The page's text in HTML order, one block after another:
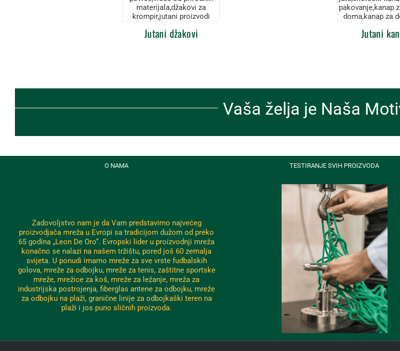
Jutani džakovi Jutani
Vaša želja je Naša
O NAMA
Zadovoljstvo nam je da Vam predstavimo najvećeg
proizvodjača mreža u Evropi sa tradicijom dužom od preko
65 godina „Leon De Oro“. Evropski lider u proizvodnji mreža
konačno se nalazi na našem tržištu, pored još 60 zemalja
svijeta. U ponudi imamo mreže za sve vrste fudbalskih
golova, mreže za odbojku, mreže za tenis, zaštitne sportske
mreže, mrežice za koš, mreže za ležanje, mreža za
industrijska postrojenja, fiberglas antene za odbojku, mreže
za odbojku na plaži, granične linije za odbojkaški teren na
plaži i jos puno sličnih proizvoda.
TESTIRANJE SVIH PROIZVODA